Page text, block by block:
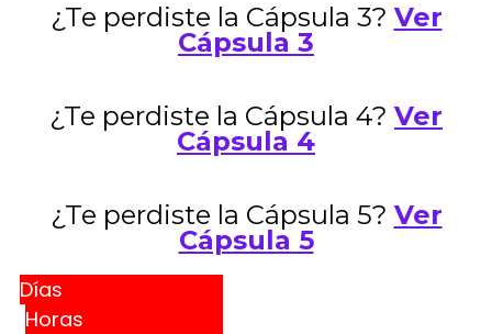
¿Te perdiste la Cápsula 3? Ver
Cápsula 3
¿Te perdiste la Cápsula 4? Ver
Cápsula 4
¿Te perdiste la Cápsula 5? Ver
Cápsula 5
Días
Horas